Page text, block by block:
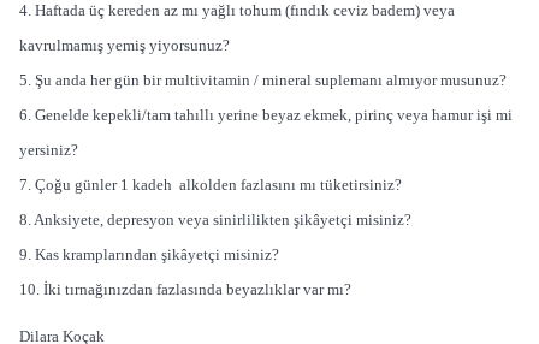
4. Haftada üç kereden az mı yağlı tohum (fındık ceviz badem) veya
kavrulmamış yemiş yiyorsunuz?
5. Şu anda her gün bir multivitamin / mineral suplemanı almıyor musunuz?
6. Genelde kepekli/tam tahıllı yerine beyaz ekmek, pirinç veya hamur işi mi
yersiniz?
7. Çoğu günler 1 kadeh alkolden fazlasını mı tüketirsiniz?
8. Anksiyete, depresyon veya sinirlilikten şikâyetçi misiniz?
9. Kas kramplarından şikâyetçi misiniz?
10. İki tırnağınızdan fazlasında beyazlıklar var mı?
Dilara Koçak